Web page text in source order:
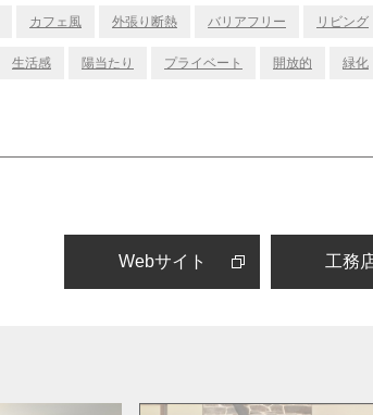
カフェ風 外張り断熱 バリアフリー リビング
生活感 陽当たり プライベート 開放的 緑化
Webサイト 工務